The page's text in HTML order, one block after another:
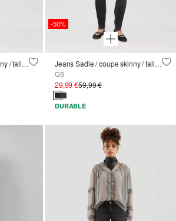
Jeans Sadie / coupe skinny / taille haute / jambe skinny / super stretch / détails en relief
-50%
Jeans Sadie / coupe skinny / taille moyenne / jambe skinny / super stretch
QS
29,99 €59,99 €
DURABLE